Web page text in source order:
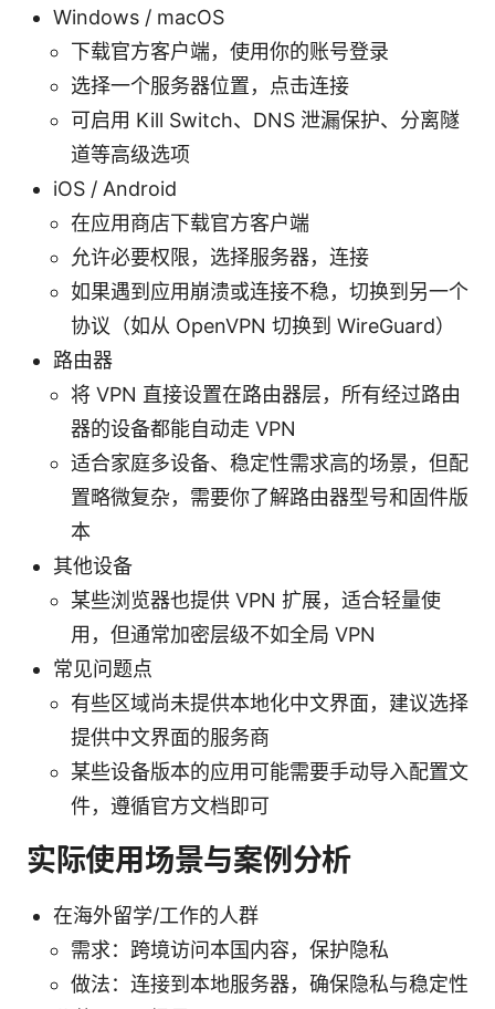
Windows / macOS
下载官方客户端，使用你的账号登录
选择一个服务器位置，点击连接
可启用 Kill Switch、DNS 泄漏保护、分离隧
道等高级选项
iOS / Android
在应用商店下载官方客户端
允许必要权限，选择服务器，连接
如果遇到应用崩溃或连接不稳，切换到另一个
协议（如从 OpenVPN 切换到 WireGuard）
路由器
将 VPN 直接设置在路由器层，所有经过路由
器的设备都能自动走 VPN
适合家庭多设备、稳定性需求高的场景，但配
置略微复杂，需要你了解路由器型号和固件版
本
其他设备
某些浏览器也提供 VPN 扩展，适合轻量使
用，但通常加密层级不如全局 VPN
常见问题点
有些区域尚未提供本地化中文界面，建议选择
提供中文界面的服务商
某些设备版本的应用可能需要手动导入配置文
件，遵循官方文档即可
实际使用场景与案例分析
在海外留学/工作的人群
需求：跨境访问本国内容，保护隐私
做法：连接到本地服务器，确保隐私与稳定性